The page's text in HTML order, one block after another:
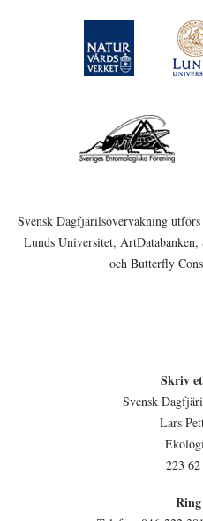
Svensk Dagfjärilsövervakning
Lunds Universitet,
och Butterfly
Skriv
Svensk
Lars
223
Ring